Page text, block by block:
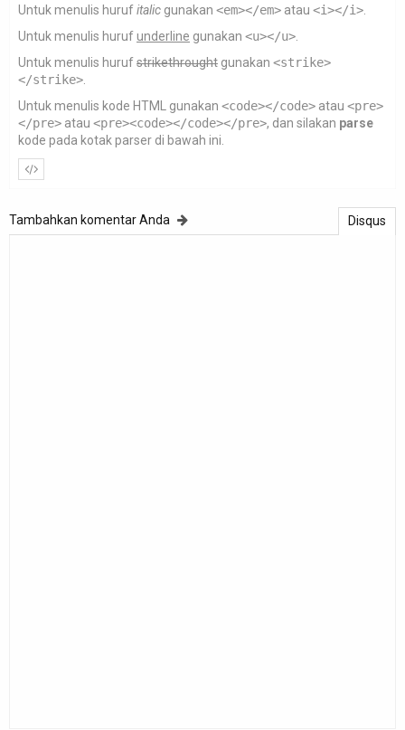
Untuk menulis hurufitalic gunakan <em></em> atau <i></i>
Untuk menulis hurufunderline gunakan <u></u>
Untuk menulis hurufstrikethrought gunakan <strike>
</strike>
Untuk menulis kode HTML gunakan <code></code> atau <pre>
</pre> atau <pre><code></code></pre>, dan silakan parse
kode pada kotak parser di bawah ini.
Disqus
Tambahkan komentar Anda